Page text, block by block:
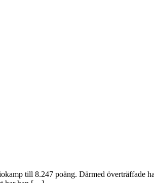
till 8.247 poäng. Därmed överträffade